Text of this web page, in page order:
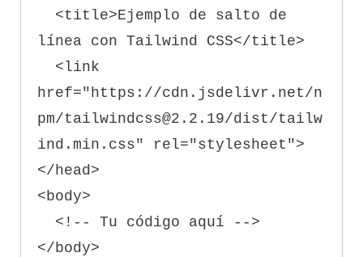
línea con Tailwind CSS</title>
href="https://cdn.jsdelivr.net/n
pm/tailwindcss@2.2.19/dist/tailw
ind.min.css" rel="stylesheet">
</head>
<body>
</body>